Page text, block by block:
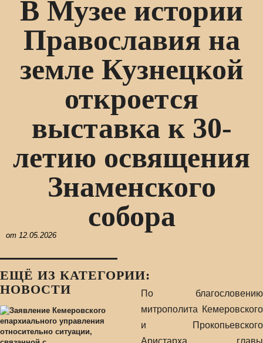
В Музее истории
Православия на
земле Кузнецкой
откроется
выставка к 30-
летию освящения
Знаменского
собора
от 12.05.2026
ЕЩЁ ИЗ КАТЕГОРИИ:
НОВОСТИ
По благословению
митрополита Кемеровского
и Прокопьевского
Аристарха, главы